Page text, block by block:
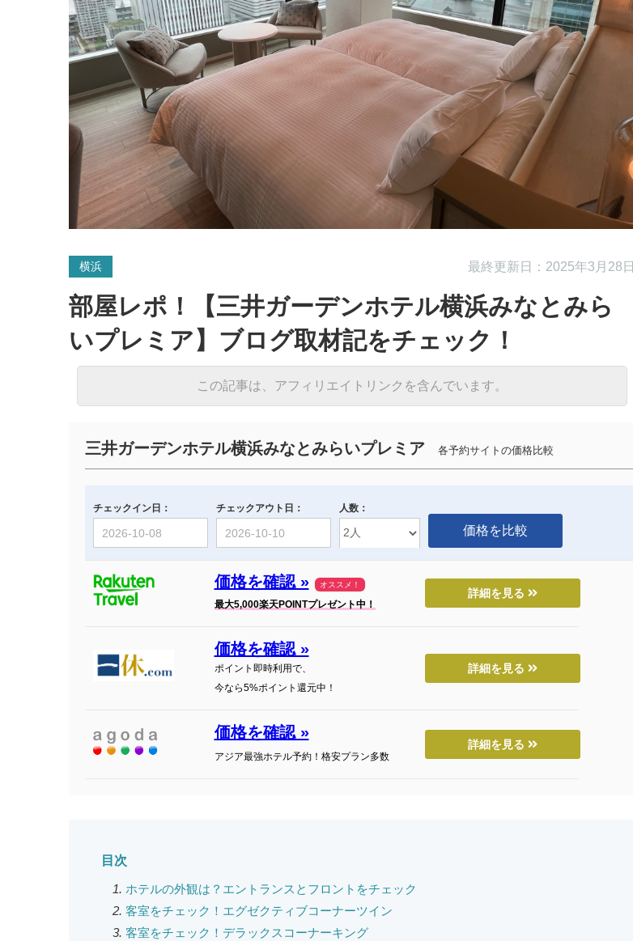
横浜 最終更新日：2025年3月28日
部屋レポ！【三井ガーデンホテル横浜みなとみら
いプレミア】ブログ取材記をチェック！
この記事は、アフィリエイトリンクを含んでいます。
三井ガーデンホテル横浜みなとみらいプレミア 各予約サイトの価格比較
チェックイン日： チェックアウト日： 人数：
価格を確認 » オススメ！
最大5,000楽天POINTプレゼント中！
詳細を見る
価格を確認 »
ポイント即時利用で、
今なら5%ポイント還元中！
詳細を見る
価格を確認 »
アジア最強ホテル予約！格安プラン多数
詳細を見る
目次
ホテルの外観は？エントランスとフロントをチェック
客室をチェック！エグゼクティブコーナーツイン
客室をチェック！デラックスコーナーキング